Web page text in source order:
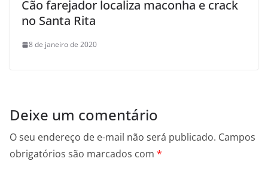
Cão farejador localiza maconha e crack
no Santa Rita
8 de janeiro de 2020
Deixe um comentário
O seu endereço de e-mail não será publicado. Campos
obrigatórios são marcados com *